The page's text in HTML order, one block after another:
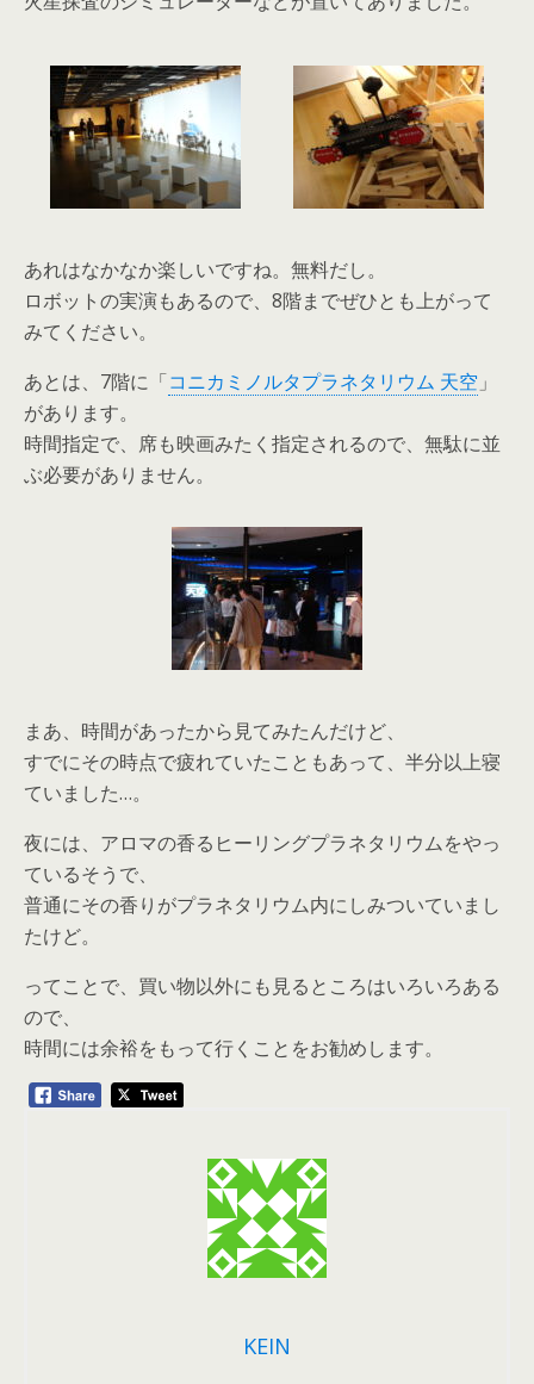
あれはなかなか楽しいですね。無料だし。
ロボットの実演もあるので、8階までぜひとも上がって
みてください。
あとは、7階に「コニカミノルタプラネタリウム 天空 」
があります。
時間指定で、席も映画みたく指定されるので、無駄に並
ぶ必要がありません。
まあ、時間があったから見てみたんだけど、
すでにその時点で疲れていたこともあって、半分以上寝
ていました…。
夜には、アロマの香るヒーリングプラネタリウムをやっ
ているそうで、
普通にその香りがプラネタリウム内にしみついていまし
たけど。
ってことで、買い物以外にも見るところはいろいろある
ので、
時間には余裕をもって行くことをお勧めします。
KEIN